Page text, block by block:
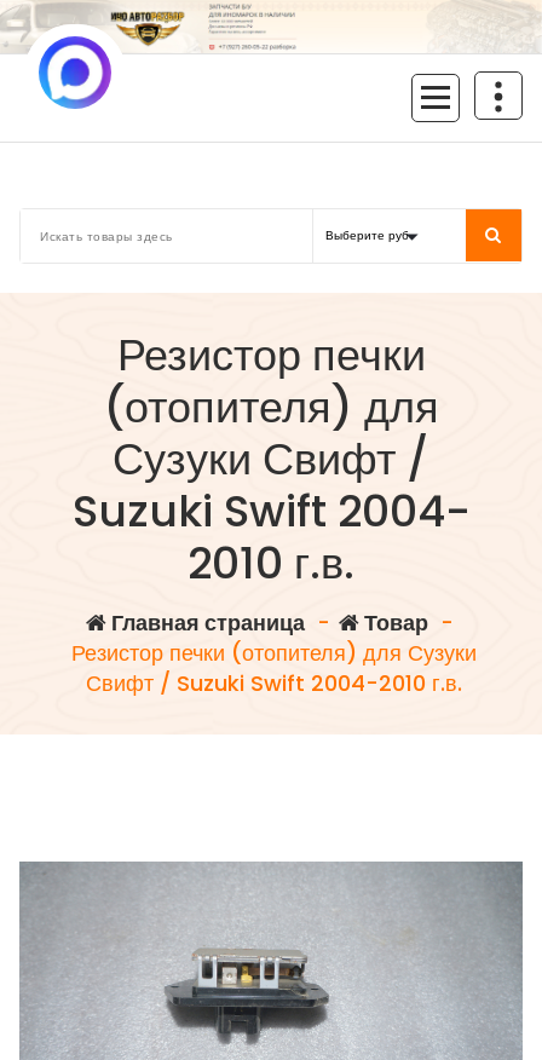
Перейти
к
содержимому
Резистор печки
(отопителя) для
Сузуки Свифт /
Suzuki Swift 2004-
2010 г.в.
Главная страница- Товар-
Резистор печки (отопителя) для Сузуки
Свифт / Suzuki Swift 2004-2010 г.в.